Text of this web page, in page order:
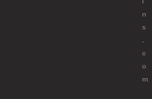
n
s
.
c
o
m